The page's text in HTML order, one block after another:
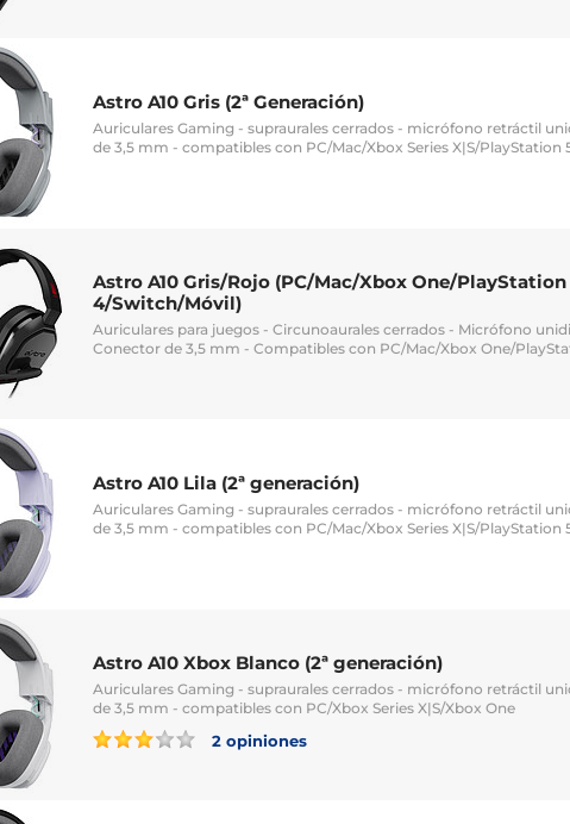
Astro A10 Gris (2ª Generación)
Auriculares Gaming - supraurales cerrados - micrófono retráctil
de 3,5 mm - compatibles con PC/Mac/Xbox Series X|S/PlayStation
Astro A10 Gris/Rojo (PC/Mac/Xbox One/PlayStation
4/Switch/Móvil)
Auriculares para juegos - Circunoaurales cerrados - Micrófono
Conector de 3,5 mm - Compatibles con PC/Mac/Xbox One/
Astro A10 Lila (2ª generación)
Auriculares Gaming - supraurales cerrados - micrófono retráctil
de 3,5 mm - compatibles con PC/Mac/Xbox Series X|S/PlayStation
Astro A10 Xbox Blanco (2ª generación)
Auriculares Gaming - supraurales cerrados - micrófono retráctil
de 3,5 mm - compatibles con PC/Xbox Series X|S/Xbox One
2 opiniones